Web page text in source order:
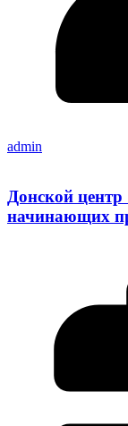
admin
Донской центр
начинающих